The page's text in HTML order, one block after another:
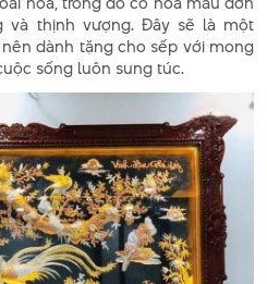
và thịnh vượng. Đây sẽ là một
dành tặng cho sếp với mong
sống luôn sung túc.